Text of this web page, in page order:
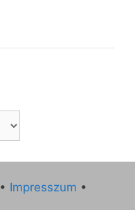
• Impresszum •